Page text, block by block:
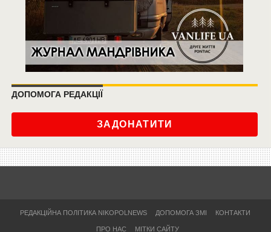
ДОПОМОГА РЕДАКЦІЇ
ЗАДОНАТИТИ
РЕДАКЦІЙНА ПОЛІТИКА NIKOPOLNEWS ДОПОМОГА ЗМІ КОНТАКТИ
ПРО НАС МІТКИ САЙТУ